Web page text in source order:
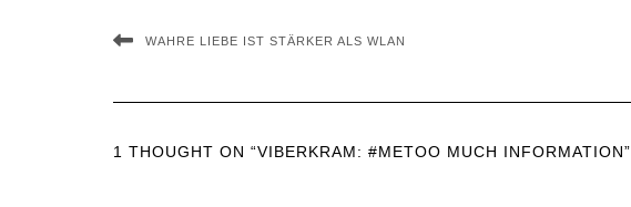
WAHRE LIEBE IST STÄRKER ALS WLAN
1 THOUGHT ON “VIBERKRAM: #METOO MUCH INFORMATION”